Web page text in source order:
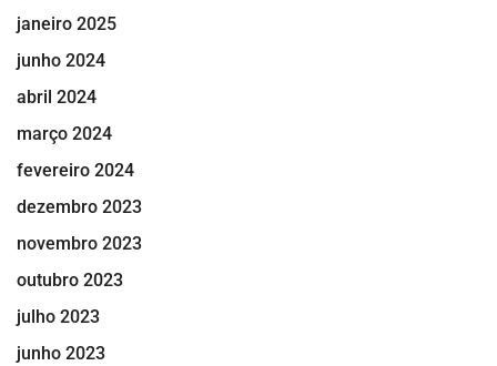
janeiro 2025
junho 2024
abril 2024
março 2024
fevereiro 2024
dezembro 2023
novembro 2023
outubro 2023
julho 2023
junho 2023